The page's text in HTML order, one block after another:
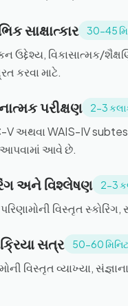
સાક્ષાત્કાર 30-45
ઉદ્દેશ્ય, વિકાસાત્મક/
કરવા માટે.
પરીક્ષણ 2-3
V અથવા WAIS-IV
આપવામાં આવે છે.
અને વિશ્લેષણ 2-3
પરિણામોની વિસ્તૃત
સત્ર 50-60 મિનિટ
વિસ્તૃત વ્યાખ્યા,